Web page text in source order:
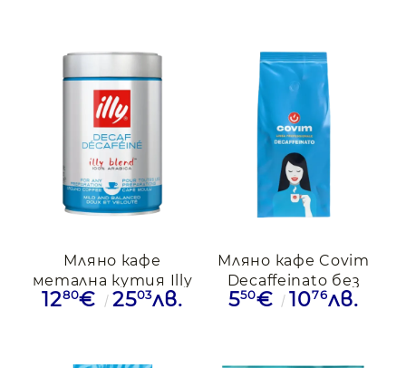
Мляно кафе
метална кутия Illy
Decaffeinato, 250гр.
1280€ 2503лв.
Мляно кафе Covim
Decaffeinato без
кофеин, 250гр.
550€ 1076лв.